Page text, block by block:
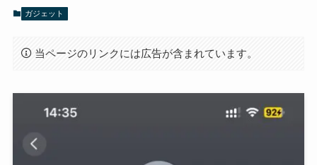
ガジェット
当ページのリンクには広告が含まれています。